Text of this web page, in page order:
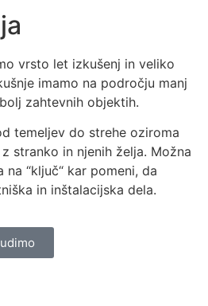
vrsto let izkušenj in veliko
imamo na področju manj
zahtevnih objektih.
temeljev do strehe oziroma
stranko in njenih želja. Možna
“ključ“ kar pomeni, da
in inštalacijska dela.